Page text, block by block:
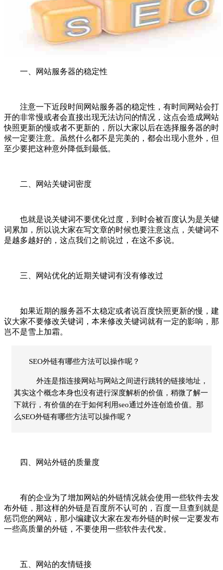
一、网站服务器的稳定性
注意一下近段时间网站服务器的稳定性，有时间网站会打
开的非常慢或者会直接出现无法访问的情况，这点会造成网站
快照更新的慢或者不更新的，所以大家以后在选择服务器的时
候一定要注意。虽然什么都不是完美的，都会出现小意外，但
至少要把这种意外降低到最低。
二、网站关键词密度
也就是说关键词不要优化过度，到时会被百度认为是关键
词累加，所以说大家在写文章的时候也要注意这点，关键词不
是越多越好的，这点我们之前说过，在这不多说。
三、网站优化的近期关键词有没有修改过
如果近期的服务器不太稳定或者说百度快照更新的慢，建
议大家不要修改关键词，本来修改关键词就有一定的影响，那
岂不是雪上加霜。
SEO外链有哪些方法可以操作呢？
外连是指连接网站与网站之间进行跳转的链接地址，
其实这个概念本身也没有进行深度解析的价值，稍微了解一
下就行，有价值的在于如何利用seo通过外连创造价值。那
么SEO外链有哪些方法可以操作呢？
四、网站外链的质量度
有的企业为了增加网站的外链情况就会使用一些软件去发
布外链，那这样的外链是百度所不认可的，百度一旦查到就是
惩罚您的网站，那小编建议大家在发布外链的时候一定要发布
一些高质量的外链，不要使用一些软件去代发。
五、网站的友情链接